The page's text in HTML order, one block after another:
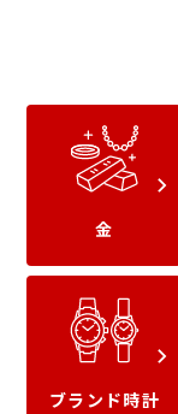
UCギフトカ
金
ブランド時計